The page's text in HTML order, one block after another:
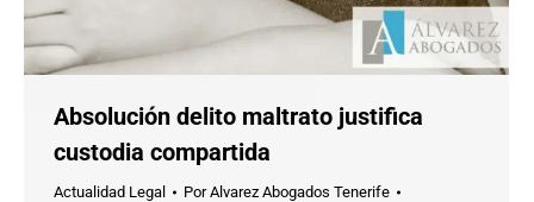
Absolución delito maltrato justifica
custodia compartida
Actualidad Legal PorAlvarez Abogados Tenerife